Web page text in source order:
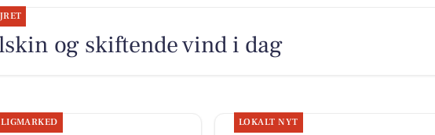
og skiftende vind i dag
LOKALT NYT